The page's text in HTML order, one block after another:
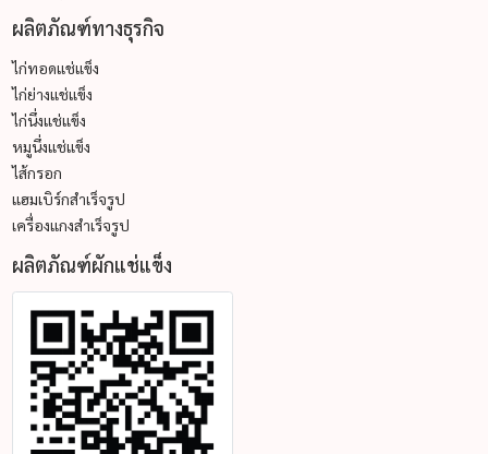
ผลิตภัณฑ์ทางธุรกิจ
ไก่ทอดแช่แข็ง
ไก่ย่างแช่แข็ง
ไก่นึ่งแช่แข็ง
หมูนึ่งแช่แข็ง
ไส้กรอก
แฮมเบิร์กสำเร็จรูป
เครื่องแกงสำเร็จรูป
ผลิตภัณฑ์ผักแช่แข็ง